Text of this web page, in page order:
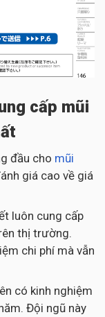
cấp mũi
đầu cho mũi
giá cao về giá
luôn cung cấp
thị trường.
chi phí mà vẫn
có kinh nghiệm
Đội ngũ này